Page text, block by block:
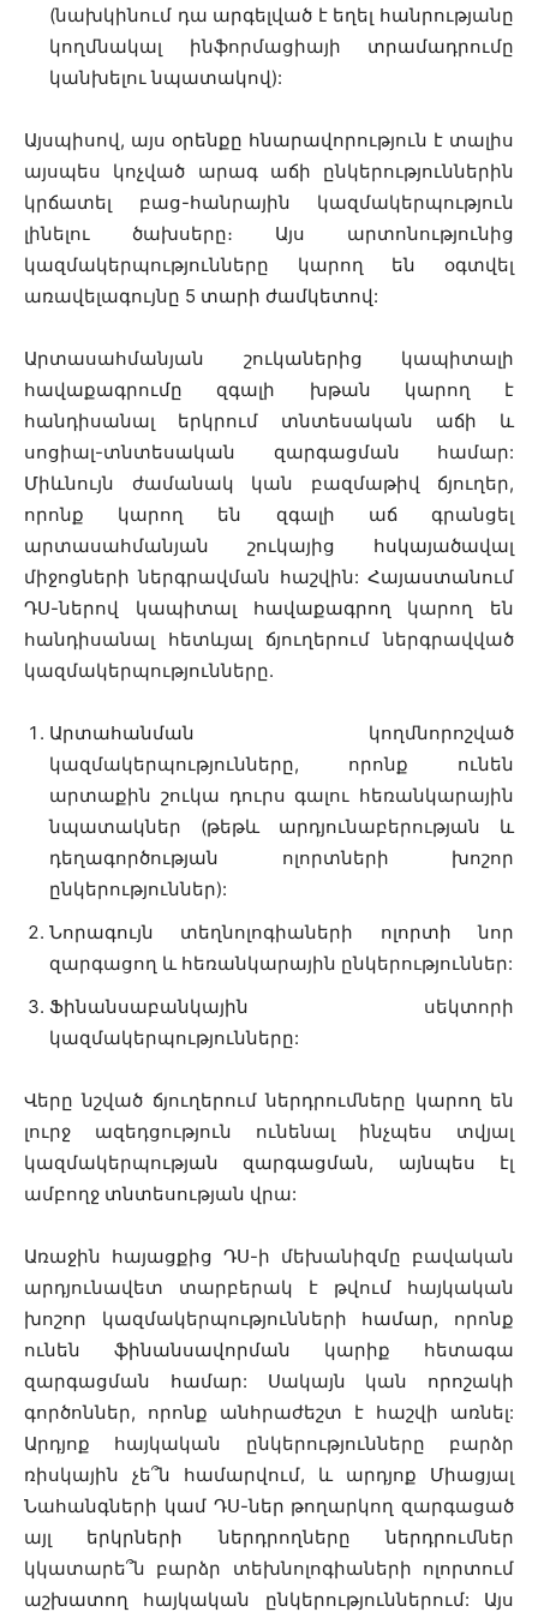
(նախկինում դա արգելված է եղել հանրությանը
կողմնակալ ինֆորմացիայի տրամադրումը
կանխելու նպատակով):
Այսպիսով, այս օրենքը հնարավորություն է տալիս
այսպես կոչված արագ աճի ընկերություններին
կրճատել բաց-հանրային կազմակերպություն
լինելու ծախսերը։ Այս արտոնությունից
կազմակերպությունները կարող են օգտվել
առավելագույնը 5 տարի ժամկետով:
Արտասահմանյան շուկաներից կապիտալի
հավաքագրումը զգալի խթան կարող է
հանդիսանալ երկրում տնտեսական աճի և
սոցիալ-տնտեսական զարգացման համար:
Միևնույն ժամանակ կան բազմաթիվ ճյուղեր,
որոնք կարող են զգալի աճ գրանցել
արտասահմանյան շուկայից հսկայածավալ
միջոցների ներգրավման հաշվին: Հայաստանում
ԴՍ-ներով կապիտալ հավաքագրող կարող են
հանդիսանալ հետևյալ ճյուղերում ներգրավված
կազմակերպությունները.
Արտահանման կողմնորոշված
կազմակերպությունները, որոնք ունեն
արտաքին շուկա դուրս գալու հեռանկարային
նպատակներ (թեթև արդյունաբերության և
դեղագործության ոլորտների խոշոր
ընկերություններ):
Նորագույն տեղնոլոգիաների ոլորտի նոր
զարգացող և հեռանկարային ընկերություններ:
Ֆինանսաբանկային սեկտորի
կազմակերպությունները:
Վերը նշված ճյուղերում ներդրումները կարող են
լուրջ ազեդցություն ունենալ ինչպես տվյալ
կազմակերպության զարգացման, այնպես էլ
ամբողջ տնտեսության վրա:
Առաջին հայացքից ԴՍ-ի մեխանիզմը բավական
արդյունավետ տարբերակ է թվում հայկական
խոշոր կազմակերպությունների համար, որոնք
ունեն ֆինանսավորման կարիք հետագա
զարգացման համար: Սակայն կան որոշակի
գործոններ, որոնք անհրաժեշտ է հաշվի առնել:
Արդյոք հայկական ընկերությունները բարձր
ռիսկային չե՞ն համարվում, և արդյոք Միացյալ
Նահանգների կամ ԴՍ-ներ թողարկող զարգացած
այլ երկրների ներդրողները ներդրումներ
կկատարե՞ն բարձր տեխնոլոգիաների ոլորտում
աշխատող հայկական ընկերություններում: Այս